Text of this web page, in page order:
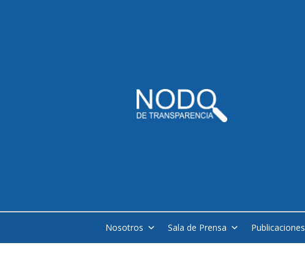
Nosotros Sala de Prensa Publicaciones